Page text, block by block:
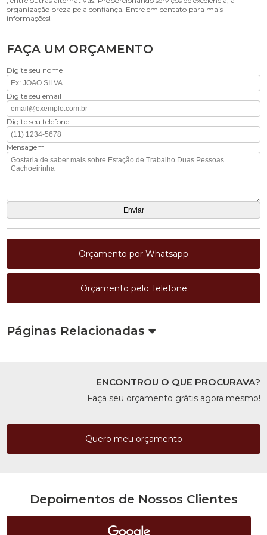
organização preza pela confiança. Entre em contato para mais
informações!
FAÇA UM ORÇAMENTO
Digite seu nome
Digite seu email
Digite seu telefone
Mensagem
Orçamento por Whatsapp
Orçamento pelo Telefone
Páginas Relacionadas
ENCONTROU O QUE PROCURAVA?
Faça seu orçamento grátis agora mesmo!
Quero meu orçamento
Depoimentos de Nossos Clientes